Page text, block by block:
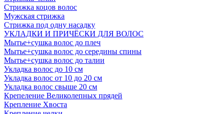
Стрижка коцов волос
Мужская стрижка
Стрижка под одну насадку
УКЛАДКИ И ПРИЧЁСКИ ДЛЯ ВОЛОС
Мытье+сушка волос до плеч
Мытье+сушка волос до середины спины
Мытье+сушка волос до талии
Укладка волос до 10 см
Укладка волос от 10 до 20 см
Укладка волос свыше 20 см
Крепеление Великолепных прядей
Крепление Хвоста